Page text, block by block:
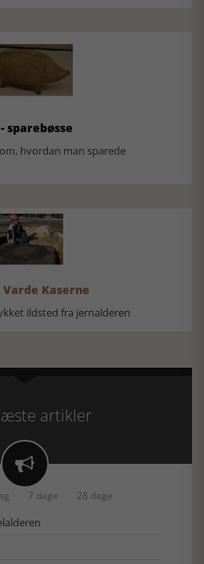
sparebøsse
hvordan man sparede
Kaserne
ildsted fra jernalderen
artikler

7 dage 28 dage